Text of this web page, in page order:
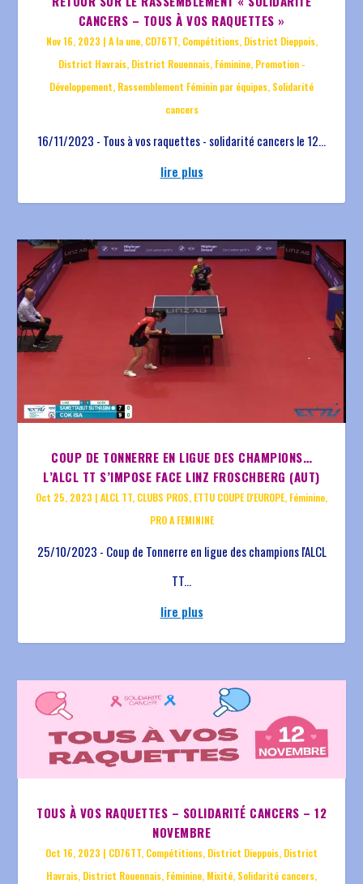
CANCERS – TOUS À VOS RAQUETTES »
Nov 16, 2023 | A la une, CD76TT, Compétitions, District Dieppois,
District Havrais, District Rouennais, Féminine, Promotion -
Développement, Rassemblement Féminin par équipes, Solidarité
cancers
16/11/2023 - Tous à vos raquettes - solidarité cancers le 12...
lire plus
COUP DE TONNERRE EN LIGUE DES CHAMPIONS…
L’ALCL TT S’IMPOSE FACE LINZ FROSCHBERG (AUT)
Oct 25, 2023 | ALCL TT, CLUBS PROS, ETTU COUPE D'EUROPE, Féminine,
PRO A FEMININE
25/10/2023 - Coup de Tonnerre en ligue des champions l'ALCL
TT...
lire plus
TOUS À VOS RAQUETTES – SOLIDARITÉ CANCERS – 12
NOVEMBRE
Oct 16, 2023 | CD76TT, Compétitions, District Dieppois, District
Havrais, District Rouennais, Féminine, Mixité, Solidarité cancers,